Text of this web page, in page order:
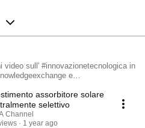
video sull' #innovazionetecnologica in
e
assorbitore solare
selettivo
Channel
1 year ago